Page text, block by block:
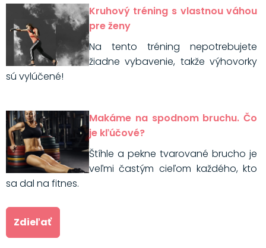
Kruhový tréning s vlastnou váhou
pre ženy
Na tento tréning nepotrebujete
žiadne vybavenie, takže výhovorky
sú vylúčené!
Makáme na spodnom bruchu. Čo
je kľúčové?
Štíhle a pekne tvarované brucho je
veľmi častým cieľom každého, kto
sa dal na fitnes.
Zdieľať